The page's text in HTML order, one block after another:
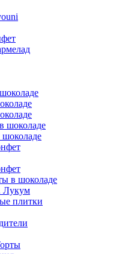
шоколаде
в шоколаде
Лукум
плитки